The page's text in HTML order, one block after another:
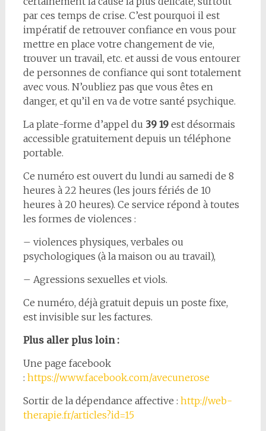
par ces temps de crise. C’est pourquoi il est
impératif de retrouver confiance en vous pour
mettre en place votre changement de vie,
trouver un travail, etc. et aussi de vous entourer
de personnes de confiance qui sont totalement
avec vous. N’oubliez pas que vous êtes en
danger, et qu’il en va de votre santé psychique.
La plate-forme d’appel du 39 19est désormais
accessible gratuitement depuis un téléphone
portable.
Ce numéro est ouvert du lundi au samedi de 8
heures à 22 heures (les jours fériés de 10
heures à 20 heures). Ce service répond à toutes
les formes de violences :
– violences physiques, verbales ou
psychologiques (à la maison ou au travail),
– Agressions sexuelles et viols.
Ce numéro, déjà gratuit depuis un poste fixe,
est invisible sur les factures.
Plus aller plus loin :
Une page facebook
: https://www.facebook.com/avecunerose
Sortir de la dépendance affective : http://web-
therapie.fr/articles?id=15